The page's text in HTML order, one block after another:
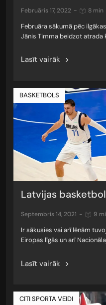
februāris 17, 2022 - 8 min
Februāra sākumā pēc
Jānis Timma beidzot atrada
Lasīt vairāk
BASKETBOLS
Latvijas
septembris 14, 2021 - 9
Ir sākusies vai arī lēnām
Eiropas līgās un arī
Lasīt vairāk
CITI SPORTA VEIDI